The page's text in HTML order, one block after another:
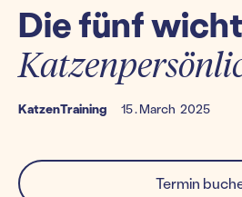
Die fünf
KatzenTraining 15.March 2025
Termin